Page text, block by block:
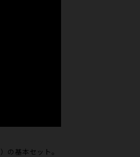
の基本セット。